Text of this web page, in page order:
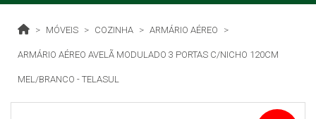
MÓVEIS COZINHA ARMÁRIO AÉREO
ARMÁRIO AÉREO AVELÃ MODULADO 3 PORTAS C/NICHO 120CM
MEL/BRANCO - TELASUL